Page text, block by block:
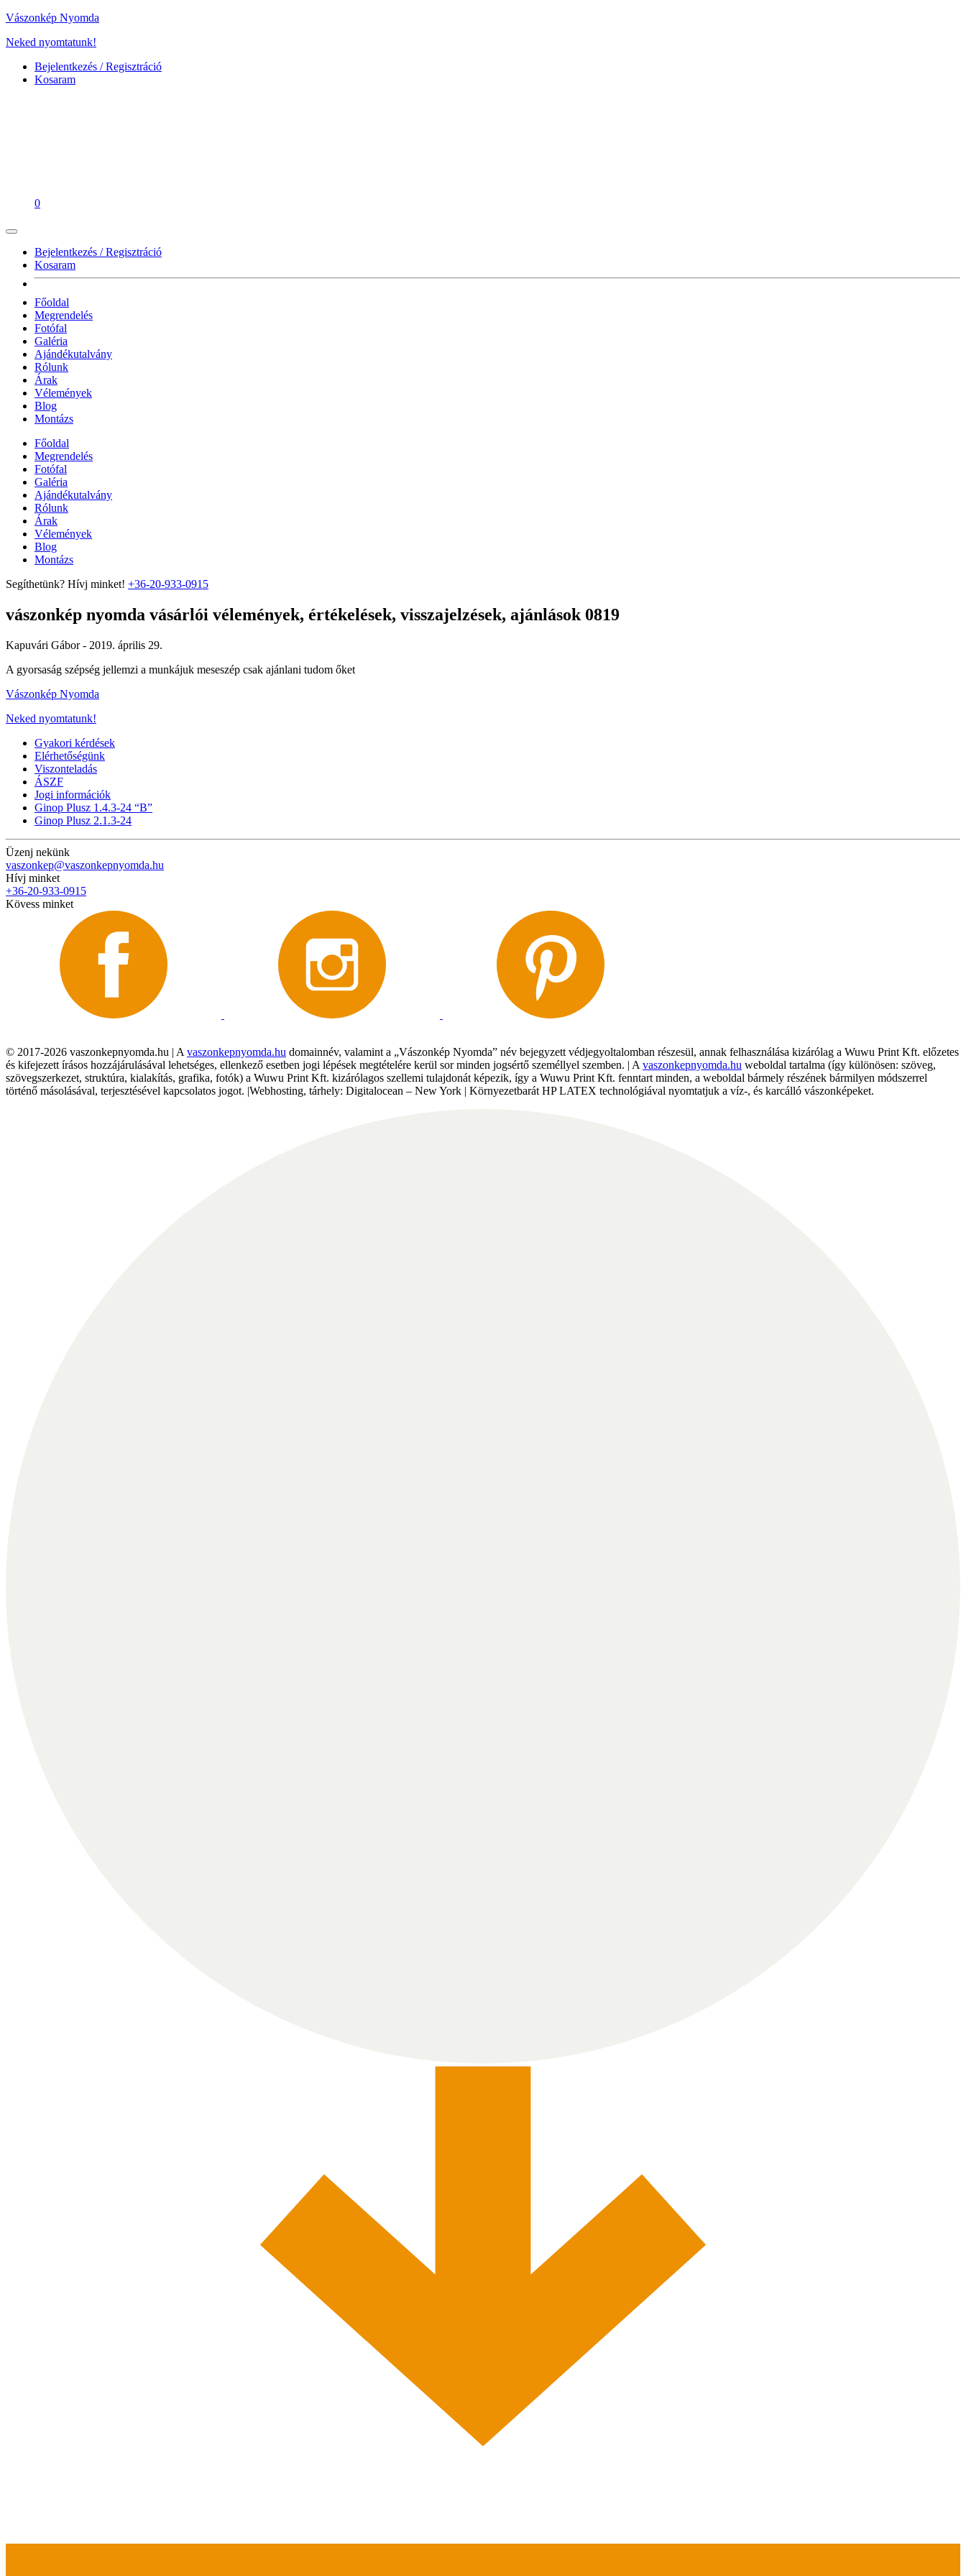
Vászonkép Nyomda
Neked nyomtatunk!
Bejelentkezés / Regisztráció
Kosaram
0
Bejelentkezés / Regisztráció
Kosaram
Főoldal
Megrendelés
Fotófal
Galéria
Ajándékutalvány
Rólunk
Árak
Vélemények
Blog
Montázs
Főoldal
Megrendelés
Fotófal
Galéria
Ajándékutalvány
Rólunk
Árak
Vélemények
Blog
Montázs
Segíthetünk? Hívj minket! +36-20-933-0915
vászonkép nyomda vásárlói vélemények, értékelések, visszajelzések, ajánlások 0819
Kapuvári Gábor - 2019. április 29.
A gyorsaság szépség jellemzi a munkájuk meseszép csak ajánlani tudom őket
Vászonkép Nyomda
Neked nyomtatunk!
Gyakori kérdések
Elérhetőségünk
Viszonteladás
ÁSZF
Jogi információk
Ginop Plusz 1.4.3-24 “B”
Ginop Plusz 2.1.3-24
Üzenj nekünk
vaszonkep@vaszonkepnyomda.hu
Hívj minket
+36-20-933-0915
Kövess minket
© 2017-2026 vaszonkepnyomda.hu | A vaszonkepnyomda.hu domainnév, valamint a „Vászonkép Nyomda” név bejegyzett védjegyoltalomban részesül, annak felhasználása kizárólag a Wuwu Print Kft. előzetes
és kifejezett írásos hozzájárulásával lehetséges, ellenkező esetben jogi lépések megtételére kerül sor minden jogsértő személlyel szemben. | A vaszonkepnyomda.hu weboldal tartalma (így különösen: szöveg,
szövegszerkezet, struktúra, kialakítás, grafika, fotók) a Wuwu Print Kft. kizárólagos szellemi tulajdonát képezik, így a Wuwu Print Kft. fenntart minden, a weboldal bármely részének bármilyen módszerrel
történő másolásával, terjesztésével kapcsolatos jogot. |Webhosting, tárhely: Digitalocean – New York | Környezetbarát HP LATEX technológiával nyomtatjuk a víz-, és karcálló vászonképeket.